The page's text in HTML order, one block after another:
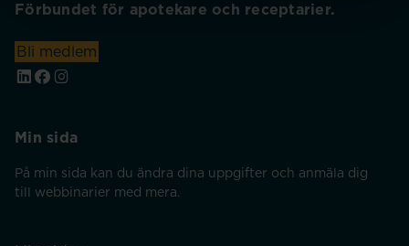
Förbundet för apotekare och receptarier.
Bli medlem
Min sida
På min sida kan du ändra dina uppgifter och anmäla dig
till webbinarier med mera.